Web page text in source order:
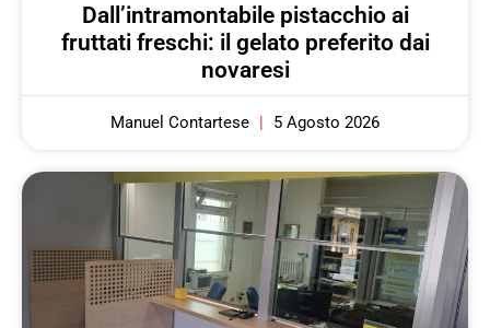
Dall’intramontabile pistacchio ai
fruttati freschi: il gelato preferito dai
novaresi
Manuel Contartese 5 Agosto 2026